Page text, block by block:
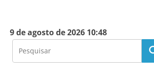
9 de agosto de 2026 10:48